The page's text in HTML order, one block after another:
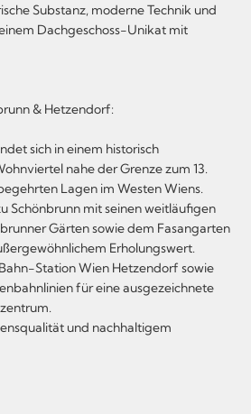
Substanz, moderne Technik und
Dachgeschoss-Unikat mit
& Hetzendorf:
sich in einem historisch
nahe der Grenze zum 13.
Lagen im Westen Wiens.
Schönbrunn mit seinen weitläufigen
Gärten sowie dem Fasangarten
Erholungswert.
Station Wien Hetzendorf sowie
für eine ausgezeichnete
und nachhaltigem